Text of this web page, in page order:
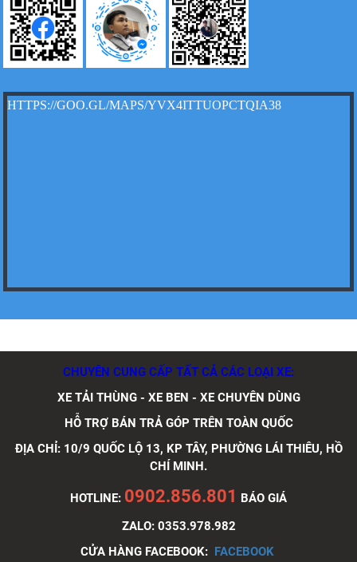
Xe tải Foton 990kg
Xe tải Foton 990kg
Xe tải Foton 990kg
HTTPS://GOO.GL/MAPS/YVX4ITTUOPCTQIA38
CHUYÊN CUNG CẤP TẤT CẢ CÁC LOẠI XE:
XE TẢI THÙNG - XE BEN - XE CHUYÊN DÙNG
HỖ TRỢ BÁN TRẢ GÓP TRÊN TOÀN QUỐC
ĐỊA CHỈ: 10/9 QUỐC LỘ 13, KP TÂY, PHƯỜNG LÁI THIÊU, HỒ
CHÍ MINH.
HOTLINE: 0902.856.801 BÁO GIÁ
ZALO: 0353.978.982
CỬA HÀNG FACEBOOK: FACEBOOK